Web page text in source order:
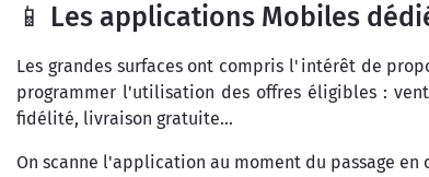
📱 Les applications Mobiles
Les grandes surfaces ont compris l'intérêt de
programmer l'utilisation des offres éligibles :
fidélité, livraison gratuite...
On scanne l'application au moment du passage en